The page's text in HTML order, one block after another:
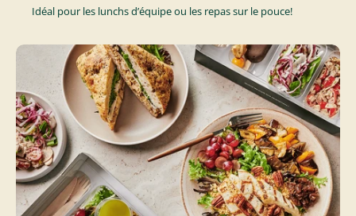
Idéal pour les lunchs d’équipe ou les repas sur le pouce!